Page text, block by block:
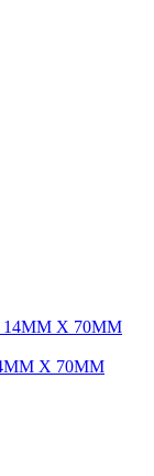
X 70MM